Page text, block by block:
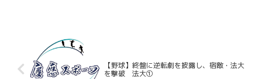
【野球】終盤に逆転劇を披露し、宿敵・法大
を撃破 法大①